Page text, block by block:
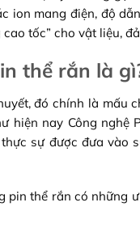
ion mang điện, độ
tốc” cho vật liệu,
thể rắn là
đó chính là
hiện nay Công
sự được đưa vào
pin thể rắn có những